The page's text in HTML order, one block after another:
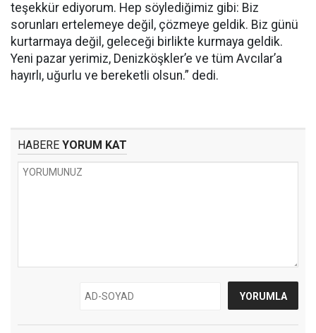
teşekkür ediyorum. Hep söylediğimiz gibi: Biz
sorunları ertelemeye değil, çözmeye geldik. Biz günü
kurtarmaya değil, geleceği birlikte kurmaya geldik.
Yeni pazar yerimiz, Denizköşkler’e ve tüm Avcılar’a
hayırlı, uğurlu ve bereketli olsun.” dedi.
HABERE YORUM KAT